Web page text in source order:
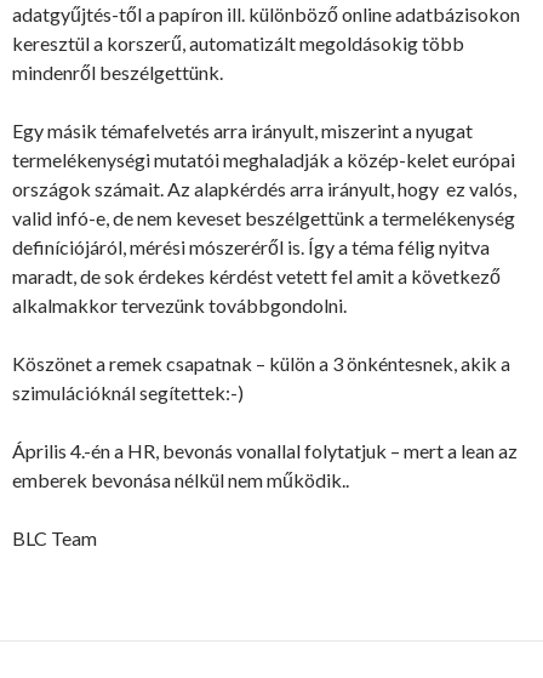
adatgyűjtés-től a papíron ill. különböző online adatbázisokon
keresztül a korszerű, automatizált megoldásokig több
mindenről beszélgettünk.
Egy másik témafelvetés arra irányult, miszerint a nyugat
termelékenységi mutatói meghaladják a közép-kelet európai
országok számait. Az alapkérdés arra irányult, hogy ez valós,
valid infó-e, de nem keveset beszélgettünk a termelékenység
definíciójáról, mérési mószeréről is. Így a téma félig nyitva
maradt, de sok érdekes kérdést vetett fel amit a következő
alkalmakkor tervezünk továbbgondolni.
Köszönet a remek csapatnak – külön a 3 önkéntesnek, akik a
szimulációknál segítettek:-)
Április 4.-én a HR, bevonás vonallal folytatjuk – mert a lean az
emberek bevonása nélkül nem működik..
BLC Team